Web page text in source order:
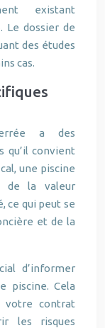
existant
Le dossier de
des études
cas.
a des
qu’il convient
une piscine
de la valeur
ce qui peut se
et de la
d’informer
piscine. Cela
votre contrat
les risques